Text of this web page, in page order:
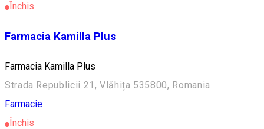
Închis
Farmacia Kamilla Plus
Farmacia Kamilla Plus
Strada Republicii 21, Vlăhița 535800, Romania
Farmacie
Închis